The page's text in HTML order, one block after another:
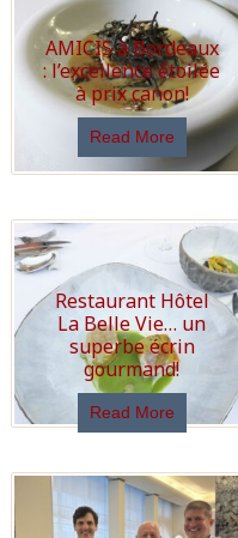
AMICIS à Bordeaux
: l’excellence étoilée
à prix canon!
Read More
Restaurant Hôtel
La Belle Vie… un
superbe écrin
gourmand!
Read More